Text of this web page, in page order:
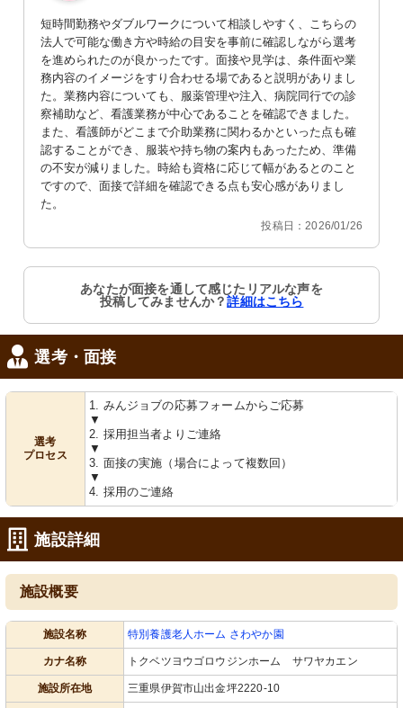
短時間勤務やダブルワークについて相談しやすく、こちらの
法人で可能な働き方や時給の目安を事前に確認しながら選考
を進められたのが良かったです。面接や見学は、条件面や業
務内容のイメージをすり合わせる場であると説明がありまし
た。業務内容についても、服薬管理や注入、病院同行での診
察補助など、看護業務が中心であることを確認できました。
また、看護師がどこまで介助業務に関わるかといった点も確
認することができ、服装や持ち物の案内もあったため、準備
の不安が減りました。時給も資格に応じて幅があるとのこと
ですので、面接で詳細を確認できる点も安心感がありまし
た。
投稿日：2026/01/26
あなたが面接を通して感じたリアルな声を
投稿してみませんか？詳細はこちら
選考・面接
選考
プロセス
1. みんジョブの応募フォームからご応募
▼
2. 採用担当者よりご連絡
▼
3. 面接の実施（場合によって複数回）
▼
4. 採用のご連絡
施設詳細
施設概要
施設名称 特別養護老人ホーム さわやか園
カナ名称 トクベツヨウゴロウジンホーム サワヤカエン
施設所在地 三重県伊賀市山出金坪2220-10